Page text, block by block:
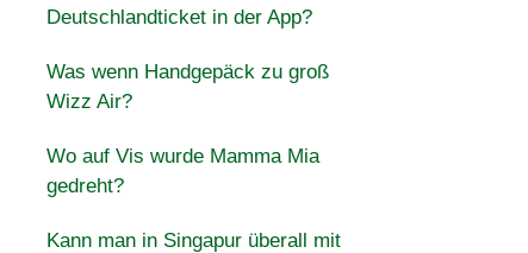
Deutschlandticket in der App?
Was wenn Handgepäck zu groß
Wizz Air?
Wo auf Vis wurde Mamma Mia
gedreht?
Kann man in Singapur überall mit